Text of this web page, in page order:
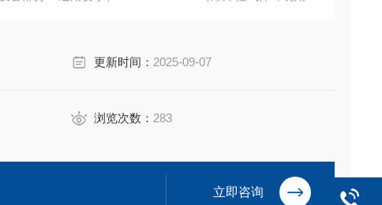
更新时间： 2025-09-07
浏览次数： 283
立即咨询